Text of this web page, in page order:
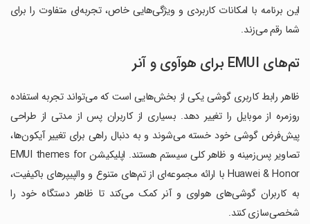
این برنامه با امکانات کاربردی و ویژگی‌هایی خاص، تجربه‌ای متفاوت را برای
شما رقم می‌زند.
تم‌های EMUI برای هوآوی و آنر
ظاهر رابط کاربری گوشی یکی از بخش‌هایی است که می‌تواند تجربه استفاده
روزمره از موبایل را تغییر دهد. بسیاری از کاربران پس از مدتی از طراحی
پیش‌فرض گوشی خود خسته می‌شوند و به دنبال راهی برای تغییر آیکون‌ها،
تصاویر پس‌زمینه و ظاهر کلی سیستم هستند. اپلیکیشن EMUI themes for
Huawei & Honor با ارائه مجموعه‌ای از تم‌های متنوع و والپیپرهای باکیفیت،
به کاربران گوشی‌های هواوی و آنر کمک می‌کند تا ظاهر دستگاه خود را
شخصی‌سازی کنند.